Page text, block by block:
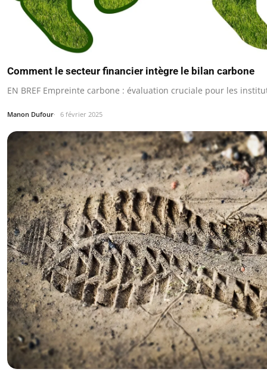
Comment le secteur financier intègre le bilan carbone
EN BREF Empreinte carbone : évaluation cruciale pour les
Manon Dufour 6 février 2025